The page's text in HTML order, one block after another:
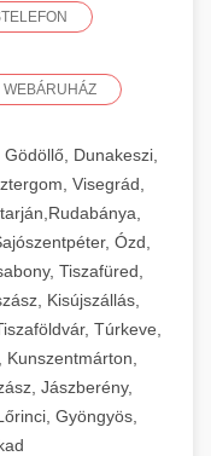
WEBÁRUHÁZ
Dunakeszi,
Visegrád,
Ózd,
Tiszafüred,
Kisújszállás,
Túrkeve,
Jászberény,
Gyöngyös,